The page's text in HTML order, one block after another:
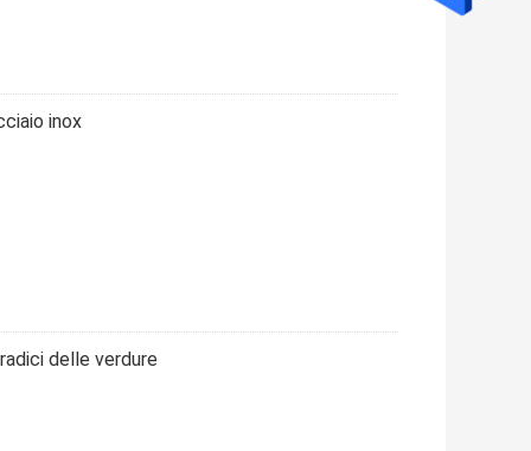
inox
delle verdure